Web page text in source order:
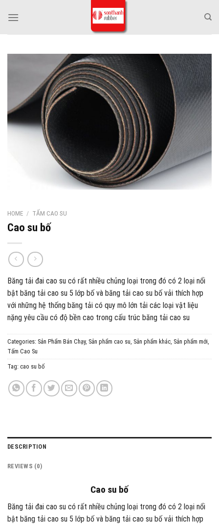
HOME / TẤM CAO SU
Cao su bố
Băng tải đai cao su có rất nhiều chủng loại trong đó có 2 loại nổi
bật băng tải cao su 5 lớp bố và băng tải cao su bố vải thích hợp
với những hệ thống băng tải có quy mô lớn tải các loại vật liệu
nặng yêu cầu có độ bền cao trong cấu trúc băng tải cao su
Categories: Sản Phẩm Bán Chạy, Sản phẩm cao su, Sản phẩm khác, Sản phẩm mới,
Tấm Cao Su
Tag: cao su bố
DESCRIPTION
REVIEWS (0)
Cao su bố
Băng tải đai cao su có rất nhiều chủng loại trong đó có 2 loại nổi
bật băng tải cao su 5 lớp bố và băng tải cao su bố vải thích hợp